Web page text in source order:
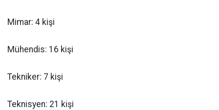
Mimar: 4 kişi
Mühendis: 16 kişi
Tekniker: 7 kişi
Teknisyen: 21 kişi